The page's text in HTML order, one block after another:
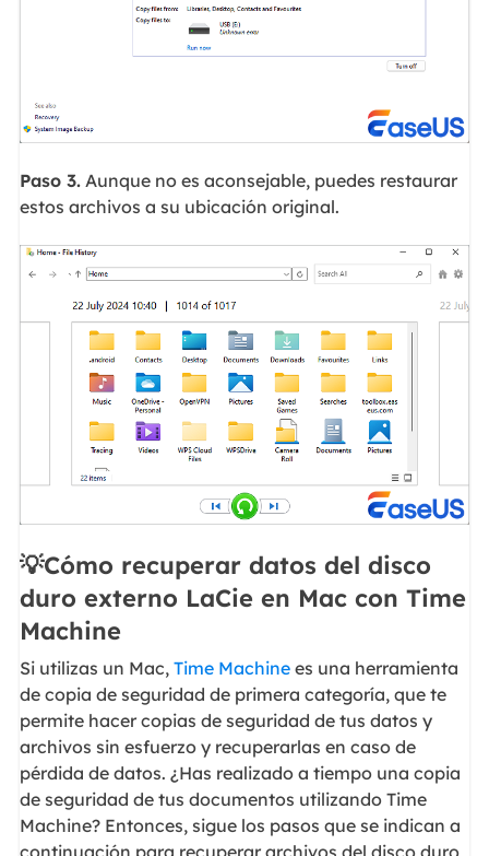
Paso 3.Aunque no es aconsejable, puedes restaurar
estos archivos a su ubicación original.
💡Cómo recuperar datos del disco
duro externo LaCie en Mac con Time
Machine
Si utilizas un Mac, Time Machinees una herramienta
de copia de seguridad de primera categoría, que te
permite hacer copias de seguridad de tus datos y
archivos sin esfuerzo y recuperarlas en caso de
pérdida de datos. ¿Has realizado a tiempo una copia
de seguridad de tus documentos utilizando Time
Machine? Entonces, sigue los pasos que se indican a